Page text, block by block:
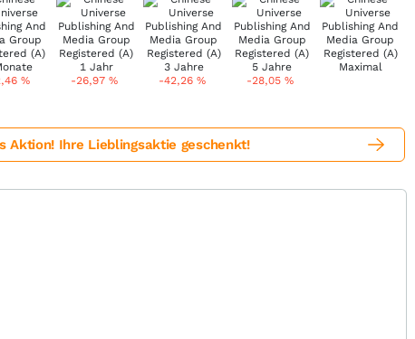
% -26,97% -42,26 % -28,05%
Aktion! Ihre Lieblingsaktie geschenkt!